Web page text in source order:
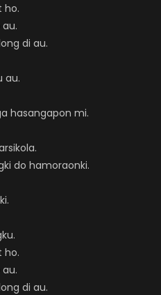
ho.
di au.
au.
hasangapon mi.
do hamoraonki.
ho.
di au.